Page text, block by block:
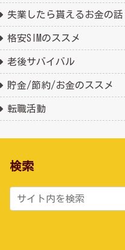
失業したら貰えるお金の話
格安SIMのススメ
老後サバイバル
貯金/節約/お金のススメ
転職活動
検索